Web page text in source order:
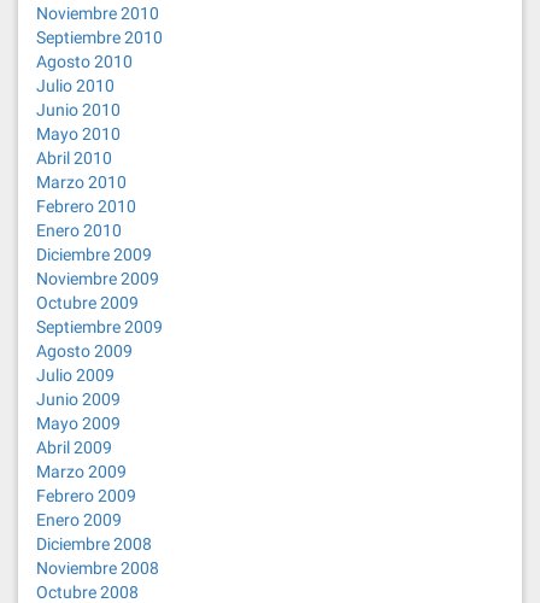
Noviembre 2010
Septiembre 2010
Agosto 2010
Julio 2010
Junio 2010
Mayo 2010
Abril 2010
Marzo 2010
Febrero 2010
Enero 2010
Diciembre 2009
Noviembre 2009
Octubre 2009
Septiembre 2009
Agosto 2009
Julio 2009
Junio 2009
Mayo 2009
Abril 2009
Marzo 2009
Febrero 2009
Enero 2009
Diciembre 2008
Noviembre 2008
Octubre 2008